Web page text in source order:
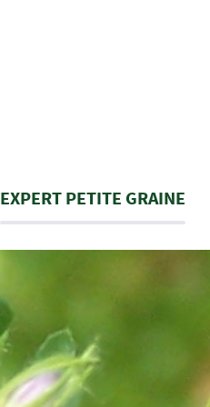
EXPERT PETITE GRAINE